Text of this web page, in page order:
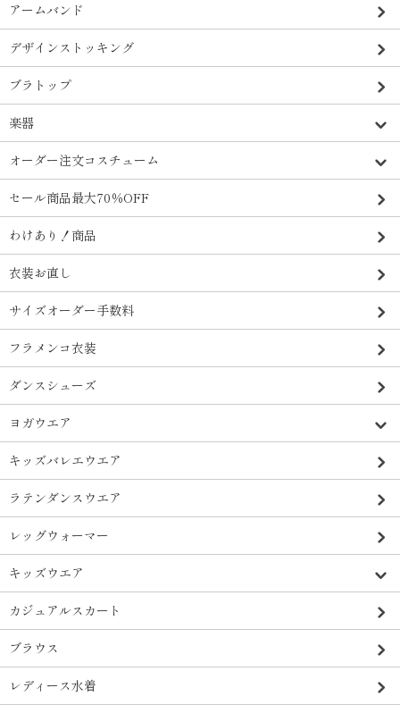
アームバンド
デザインストッキング
ブラトップ
楽器
オーダー注文コスチューム
セール商品最大70％OFF
わけあり！商品
衣装お直し
サイズオーダー手数料
フラメンコ衣装
ダンスシューズ
ヨガウエア
キッズバレエウエア
ラテンダンスウエア
レッグウォーマー
キッズウエア
カジュアルスカート
ブラウス
レディース水着